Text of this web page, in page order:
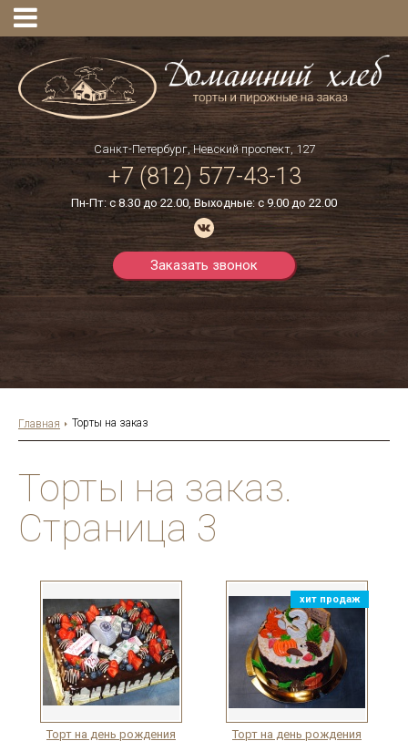
Санкт-Петербург, Невский проспект, 127
+7(812)577-43-13
Пн-Пт: с 8.30 до 22.00, Выходные: с 9.00 до 22.00
Заказать звонок
Главная Торты на заказ
Торты на заказ.
Страница 3
Торт на день рождения
хит продаж
Торт на день рождения